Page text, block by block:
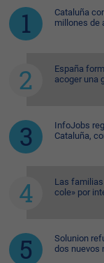
Cataluña
millones de
España
acoger una
InfoJobs
Cataluña,
Las familias
cole» por
Solunion
dos nuevos